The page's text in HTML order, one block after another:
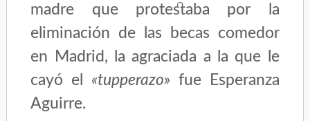
madre que protestaba por la
eliminación de las becas comedor
en Madrid, la agraciada a la que le
cayó el «tupperazo» fue Esperanza
Aguirre.